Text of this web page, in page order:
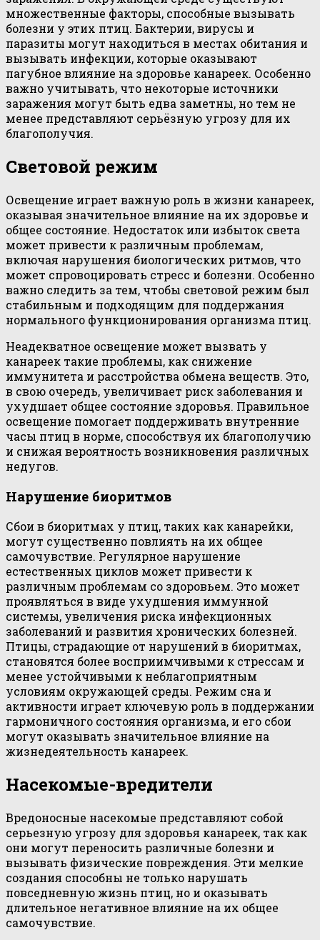
множественные факторы, способные вызывать
болезни у этих птиц. Бактерии, вирусы и
паразиты могут находиться в местах обитания и
вызывать инфекции, которые оказывают
пагубное влияние на здоровье канареек. Особенно
важно учитывать, что некоторые источники
заражения могут быть едва заметны, но тем не
менее представляют серьёзную угрозу для их
благополучия.
Световой режим
Освещение играет важную роль в жизни канареек,
оказывая значительное влияние на их здоровье и
общее состояние. Недостаток или избыток света
может привести к различным проблемам,
включая нарушения биологических ритмов, что
может спровоцировать стресс и болезни. Особенно
важно следить за тем, чтобы световой режим был
стабильным и подходящим для поддержания
нормального функционирования организма птиц.
Неадекватное освещение может вызвать у
канареек такие проблемы, как снижение
иммунитета и расстройства обмена веществ. Это,
в свою очередь, увеличивает риск заболевания и
ухудшает общее состояние здоровья. Правильное
освещение помогает поддерживать внутренние
часы птиц в норме, способствуя их благополучию
и снижая вероятность возникновения различных
недугов.
Нарушение биоритмов
Сбои в биоритмах у птиц, таких как канарейки,
могут существенно повлиять на их общее
самочувствие. Регулярное нарушение
естественных циклов может привести к
различным проблемам со здоровьем. Это может
проявляться в виде ухудшения иммунной
системы, увеличения риска инфекционных
заболеваний и развития хронических болезней.
Птицы, страдающие от нарушений в биоритмах,
становятся более восприимчивыми к стрессам и
менее устойчивыми к неблагоприятным
условиям окружающей среды. Режим сна и
активности играет ключевую роль в поддержании
гармоничного состояния организма, и его сбои
могут оказывать значительное влияние на
жизнедеятельность канареек.
Насекомые-вредители
Вредоносные насекомые представляют собой
серьезную угрозу для здоровья канареек, так как
они могут переносить различные болезни и
вызывать физические повреждения. Эти мелкие
создания способны не только нарушать
повседневную жизнь птиц, но и оказывать
длительное негативное влияние на их общее
самочувствие.